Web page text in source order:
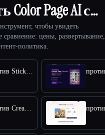
Page AI с…
чтобы увидеть
сравнение: цены, развертывание,
политика.
против StickerIt.AI
против Creative Fabrica